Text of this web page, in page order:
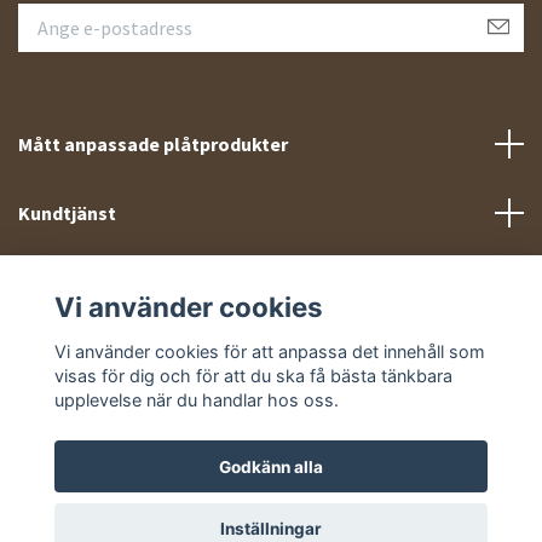
Mått anpassade plåtprodukter
Kundtjänst
Sociala medier
© 2026 Takprofiler.se
Vi använder cookies
Vi använder cookies för att anpassa det innehåll som
visas för dig och för att du ska få bästa tänkbara
upplevelse när du handlar hos oss.
Godkänn alla
Inställningar